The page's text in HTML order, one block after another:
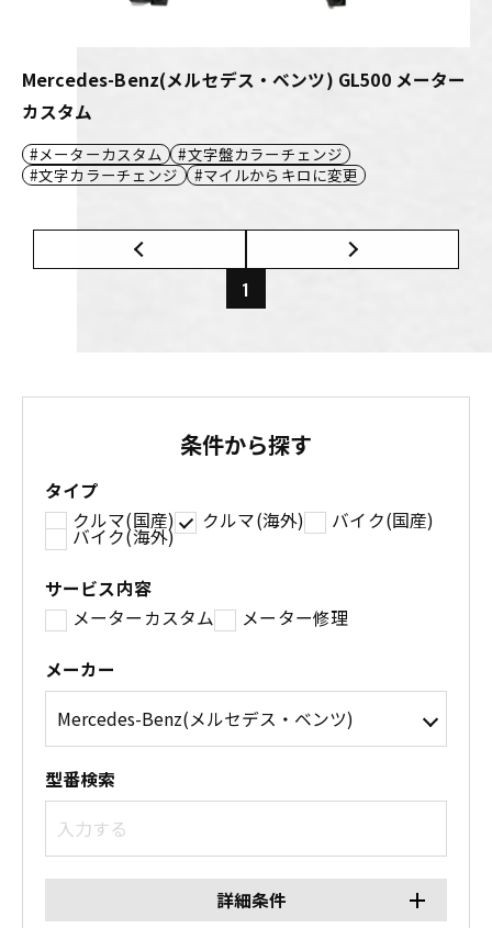
Mercedes-Benz(メルセデス・ベンツ) GL500 メーター
カスタム
メーターカスタム
文字盤カラーチェンジ
文字カラーチェンジ
マイルからキロに変更
1
条件から探す
タイプ
クルマ(国産)
クルマ(海外) バイク(国産)
バイク(海外)
サービス内容
メーターカスタム
メーター修理
メーカー
型番検索
詳細条件